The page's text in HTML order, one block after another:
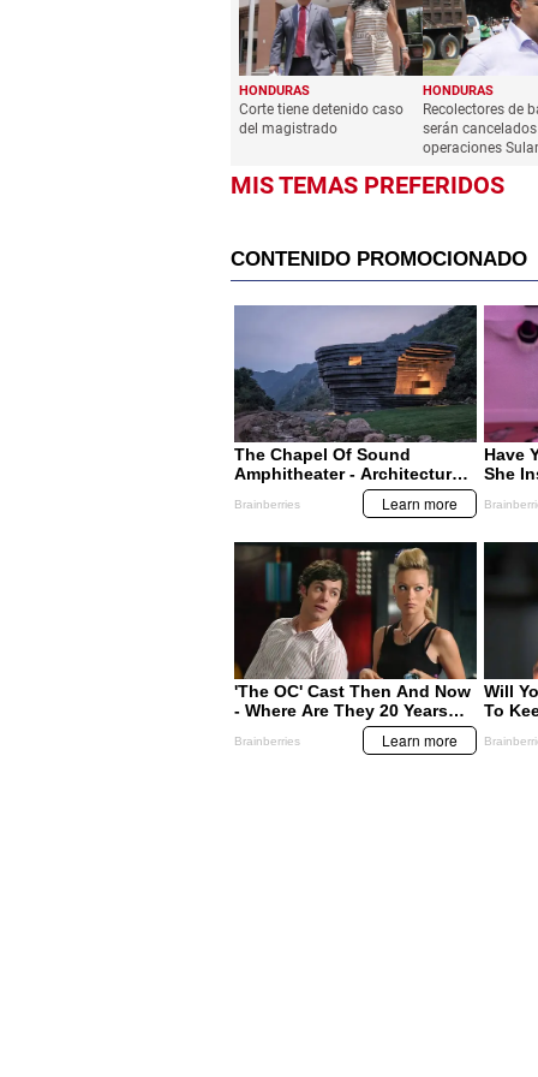
HONDURAS
Corte tiene detenido caso
del magistrado
HONDURAS
Recolectores de
serán
operaciones
MIS TEMAS PREFERIDOS